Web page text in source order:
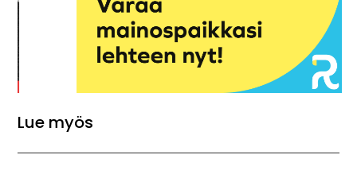
Lue myös